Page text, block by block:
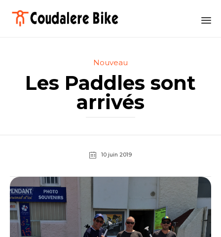
Les Paddles sont
arrivés
Category
Nouveau
10 juin 2019